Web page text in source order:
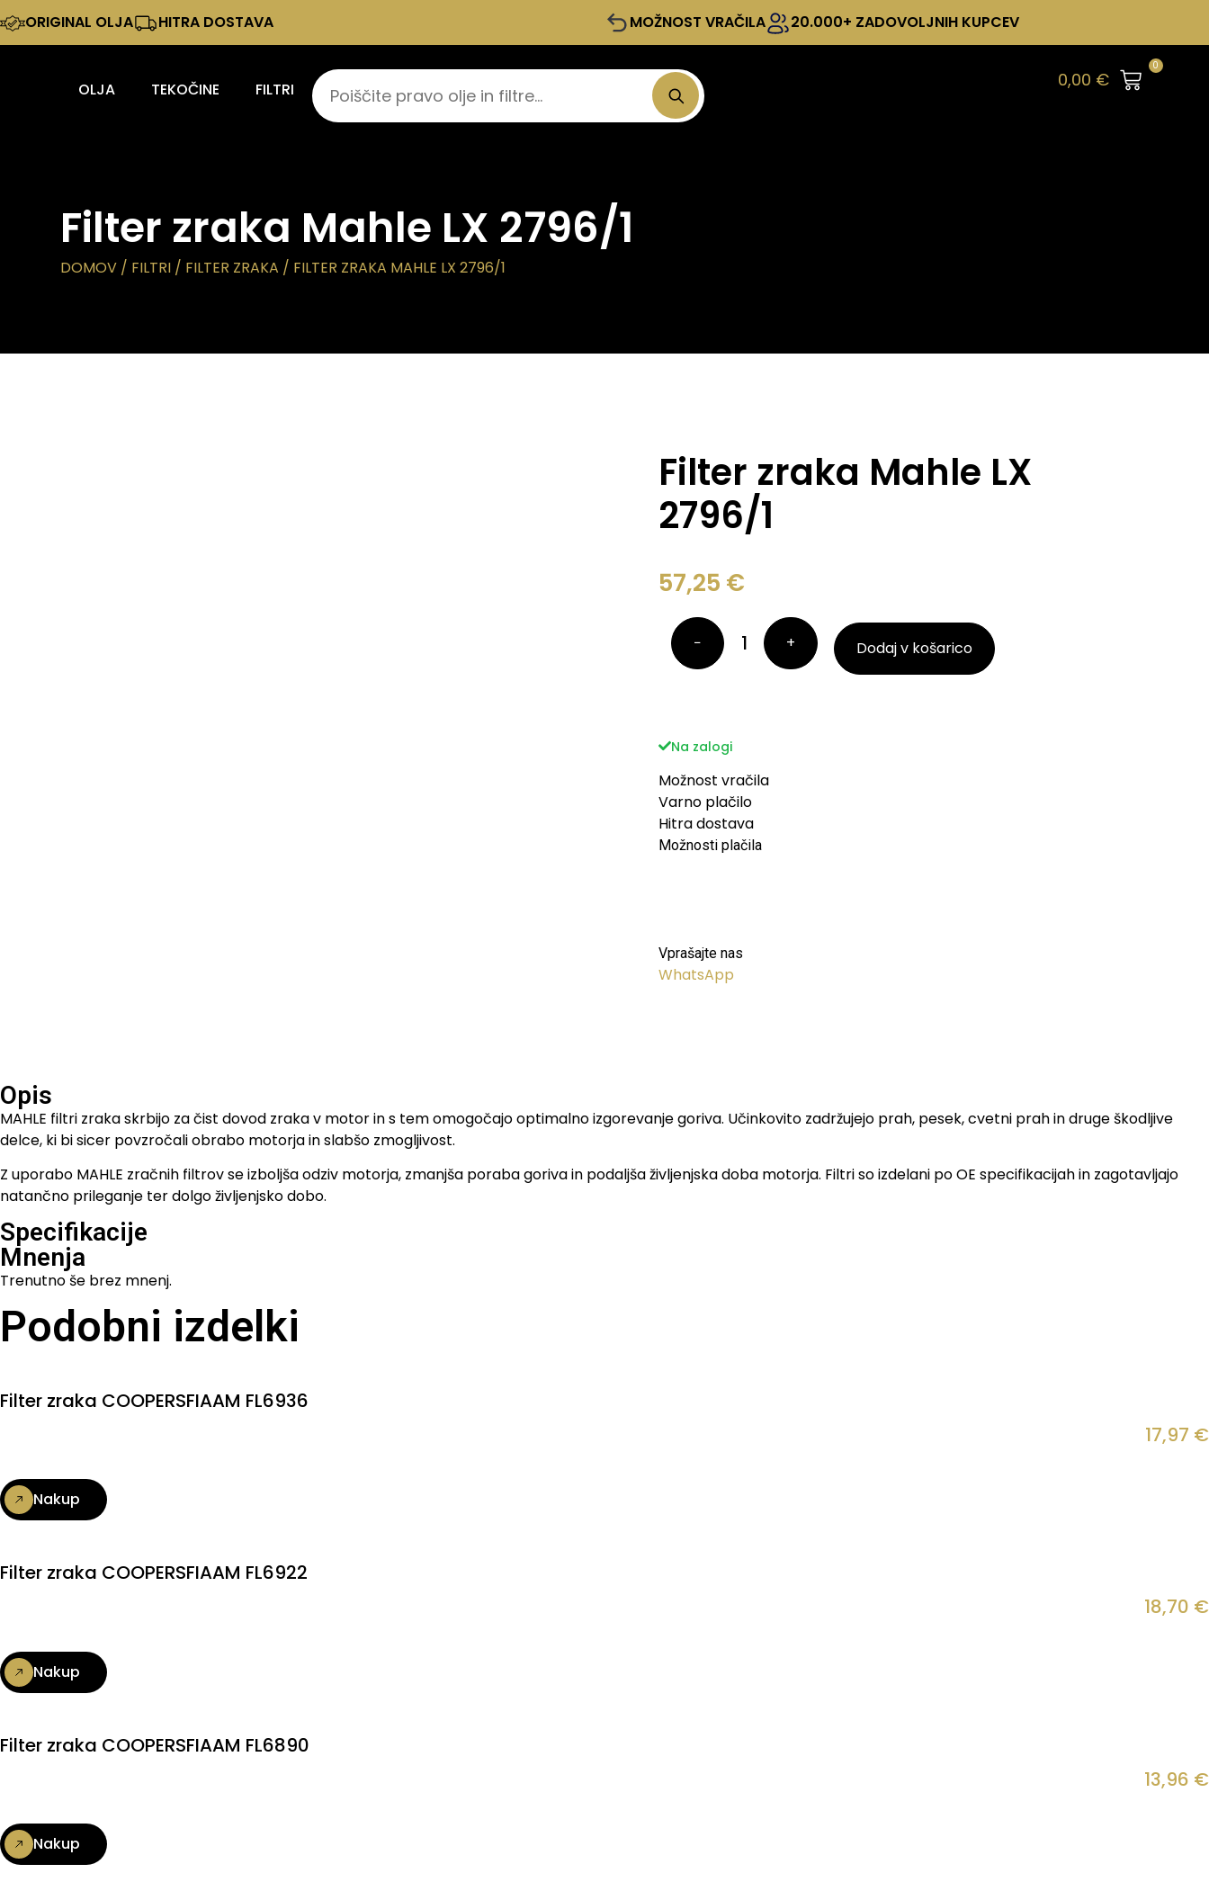
ORIGINAL OLJA HITRA DOSTAVA MOŽNOST VRAČILA 20.000+ ZADOVOLJNIH KUPCEV
OLJA TEKOČINE FILTRI 0,00 €
0
Filter zraka Mahle LX 2796/1
DOMOV / FILTRI / FILTER ZRAKA / FILTER ZRAKA MAHLE LX 2796/1
Filter zraka Mahle LX
2796/1
57,25 €
− + Dodaj v košarico
Na zalogi
Možnost vračila
Varno plačilo
Hitra dostava
Možnosti plačila
Vprašajte nas
WhatsApp
Opis
MAHLE filtri zraka skrbijo za čist dovod zraka v motor in s tem omogočajo optimalno izgorevanje goriva. Učinkovito zadržujejo prah, pesek, cvetni prah in druge škodljive
delce, ki bi sicer povzročali obrabo motorja in slabšo zmogljivost.
Z uporabo MAHLE zračnih filtrov se izboljša odziv motorja, zmanjša poraba goriva in podaljša življenjska doba motorja. Filtri so izdelani po OE specifikacijah in zagotavljajo
natančno prileganje ter dolgo življenjsko dobo.
Specifikacije
Mnenja
Trenutno še brez mnenj.
Podobni izdelki
Filter zraka COOPERSFIAAM FL6936
17,97 €
Nakup
Filter zraka COOPERSFIAAM FL6922
18,70 €
Nakup
Filter zraka COOPERSFIAAM FL6890
13,96 €
Nakup